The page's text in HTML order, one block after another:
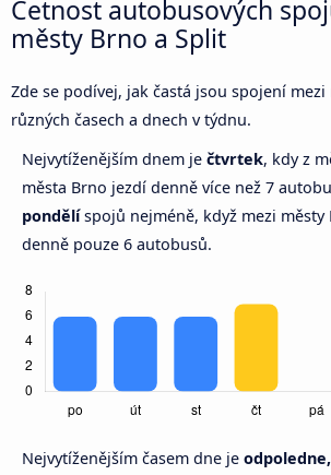
Četnost autobusových
městy Brno a Split
Zde se podívej, jak častá jsou spojení
různých časech a dnech v týdnu.
Nejvytíženějším dnem je čtvrtek, kdy z
města Brno jezdí denně více než 7
pondělíspojů nejméně, když mezi městy
denně pouze 6 autobusů.
Nejvytíženějším časem dne je odpoledne,